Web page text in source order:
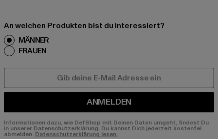
An welchen Produkten bist du interessiert?
MÄNNER
FRAUEN
ANMELDEN
Informationen dazu, wie DefShop mit Deinen Daten umgeht, findest Du
in unserer Datenschutzerklärung. Du kannst Dich jederzeit kostenfei
abmelden. Datenschutzerklärung lesen.